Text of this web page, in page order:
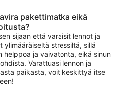
pakettimatka eikä
sijaan että varaisit lennot ja
ylimääräiseltä stressiltä, sillä
helppoa ja vaivatonta, eikä sinun
Varattuasi lennon ja
paikasta, voit keskittyä itse